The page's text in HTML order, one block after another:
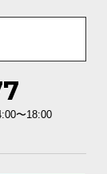
〜18:00